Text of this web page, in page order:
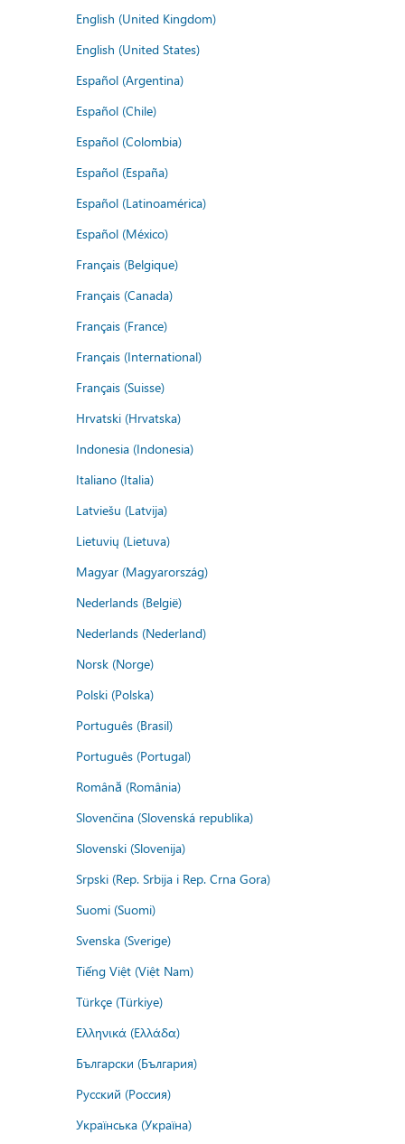
English (United Kingdom)
English (United States)
Español (Argentina)
Español (Chile)
Español (Colombia)
Español (España)
Español (Latinoamérica)
Español (México)
Français (Belgique)
Français (Canada)
Français (France)
Français (International)
Français (Suisse)
Hrvatski (Hrvatska)
Indonesia (Indonesia)
Italiano (Italia)
Latviešu (Latvija)
Lietuvių (Lietuva)
Magyar (Magyarország)
Nederlands (België)
Nederlands (Nederland)
Norsk (Norge)
Polski (Polska)
Português (Brasil)
Português (Portugal)
Română (România)
Slovenčina (Slovenská republika)
Slovenski (Slovenija)
Srpski (Rep. Srbija i Rep. Crna Gora)
Suomi (Suomi)
Svenska (Sverige)
Tiếng Việt (Việt Nam)
Türkçe (Türkiye)
Ελληνικά (Ελλάδα)
Български (България)
Русский (Россия)
Українська (Україна)